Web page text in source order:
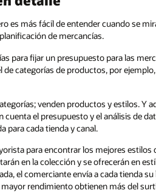
es más fácil de entender cuando se
de mercancías.
para fijar un presupuesto para las
categorías de productos, por
venden productos y estilos. Y
cuenta el presupuesto y el análisis de
para cada tienda y canal.
para encontrar los mejores
en la colección y se ofrecerán en
el comerciante envía a cada tienda
rendimiento obtienen más del